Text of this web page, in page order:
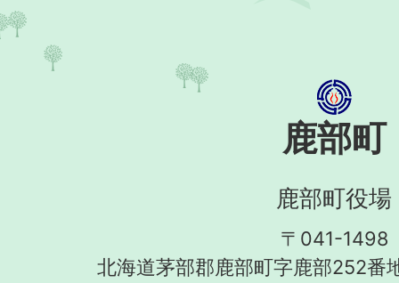
鹿部町
鹿部町役場
〒041-1498
北海道茅部郡鹿部町字鹿部252番